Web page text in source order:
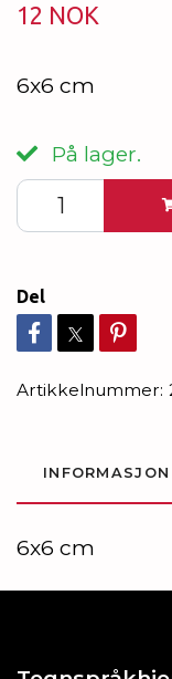
12 NOK
6x6 cm
På lager.
Del
Artikkelnummer:
INFORMASJON
6x6 cm